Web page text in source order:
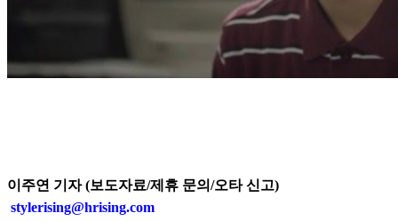
이주연 기자 (보도자료/제휴 문의/오타 신고)
stylerising@hrising.com